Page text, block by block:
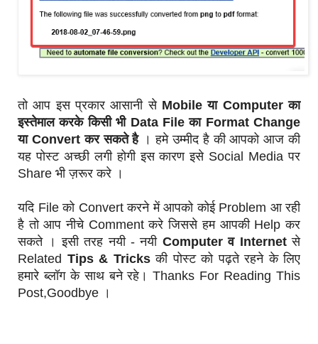
तो आप इस प्रकार आसानी से Mobile या Computer का
इस्तेमाल करके किसी भी Data File का Format Change
या Convert कर सकते है । हमे उम्मीद है की आपको आज की
यह पोस्ट अच्छी लगी होगी इस कारण इसे Social Media पर
Share भी ज़रूर करे ।
यदि File को Convert करने में आपको कोई Problem आ रही
है तो आप नीचे Comment करे जिससे हम आपकी Help कर
सकते । इसी तरह नयी - नयी Computer व Internetसे
Related Tips & Tricksकी पोस्ट को पढ़ते रहने के लिए
हमारे ब्लॉग के साथ बने रहे। Thanks For Reading This
Post,Goodbye ।